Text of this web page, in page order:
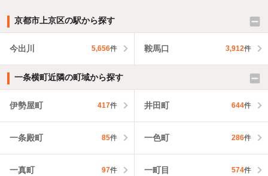
京都市上京区の駅から探す
今出川 5,656件 鞍馬口 3,912件
一条横町近隣の町域から探す
伊勢屋町 417件 井田町 644件
一条殿町 85件 一色町 286件
一真町 97件 一町目 574件